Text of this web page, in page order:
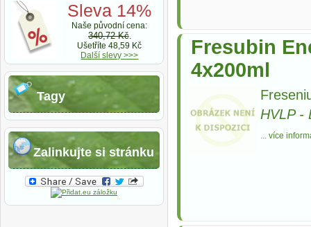
Fresubin
4x200ml
HVLP-
... více
Sleva 14%
Naše původní cena:
340,72 Kč.
Ušetříte 48,59 Kč
Další slevy >>>
Tagy
Zalinkujte si stránku